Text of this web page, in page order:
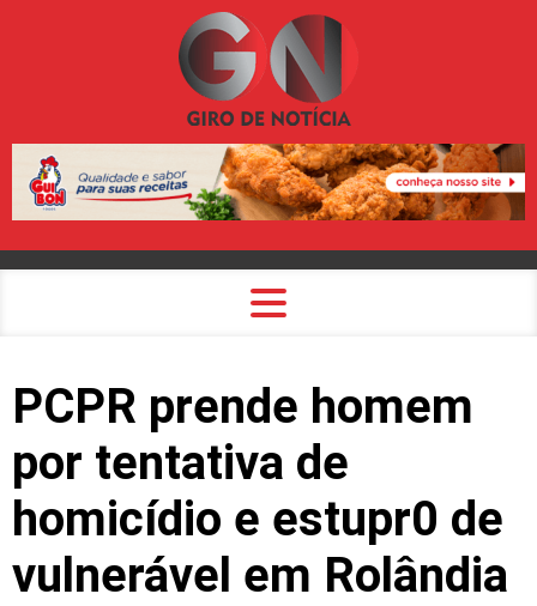
PCPR prende homem
por tentativa de
homicídio e estupr0 de
vulnerável em Rolândia